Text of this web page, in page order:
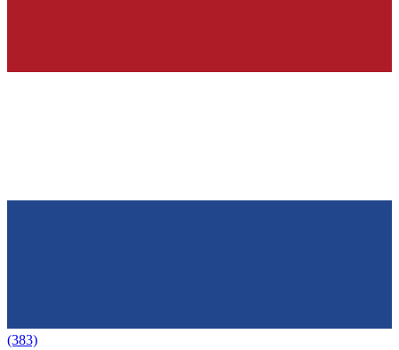
(383)